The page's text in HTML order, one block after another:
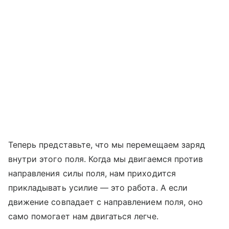
Теперь представьте, что мы перемещаем заряд
внутри этого поля. Когда мы двигаемся против
направления силы поля, нам приходится
прикладывать усилие — это работа. А если
движение совпадает с направлением поля, оно
само помогает нам двигаться легче.